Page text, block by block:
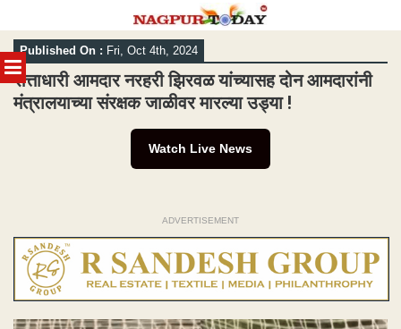
MENU
Skip
to
content
Published On : Fri, Oct 4th, 2024
सत्ताधारी आमदार नरहरी झिरवळ यांच्यासह दोन आमदारांनी
मंत्रालयाच्या संरक्षक जाळीवर मारल्या उड्या !
Watch Live News
ADVERTISEMENT